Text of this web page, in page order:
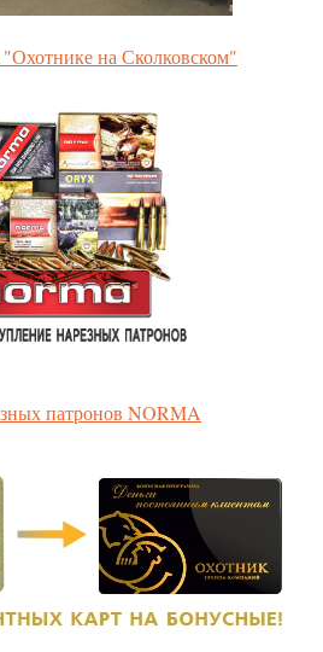
на Сколковском"
патронов NORMA